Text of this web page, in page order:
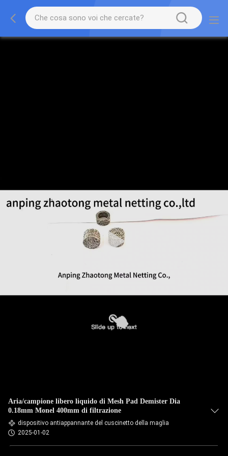
Aria/campione libero liquido di Mesh Pad Demister Dia
0.18mm Monel 400mm di filtrazione
dispositivo antiappannante del cuscinetto della maglia
2025-01-02